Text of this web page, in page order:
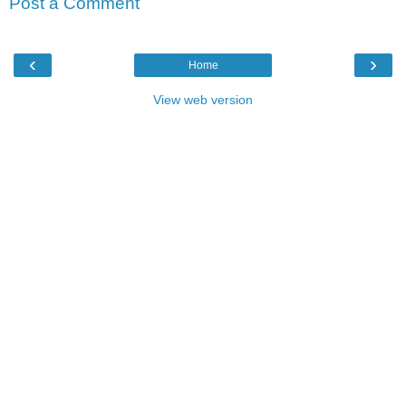
‹ ›
Home
View web version